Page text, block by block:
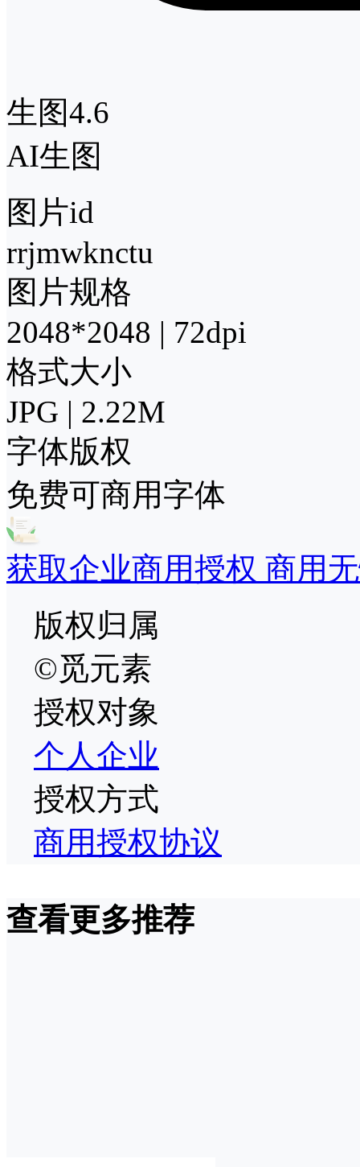
生图4.6
AI生图
图片id
rrjmwknctu
图片规格
2048*2048 | 72dpi
格式大小
JPG | 2.22M
字体版权
免费可商用字体
获取企业商用授权 商用
版权归属
©觅元素
授权对象
个人企业
授权方式
商用授权协议
查看更多推荐